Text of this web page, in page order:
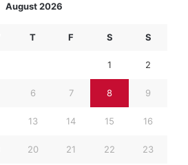
August 2026
T F S S
1 2
6 7 8 9
13 14 15 16
20 21 22 23